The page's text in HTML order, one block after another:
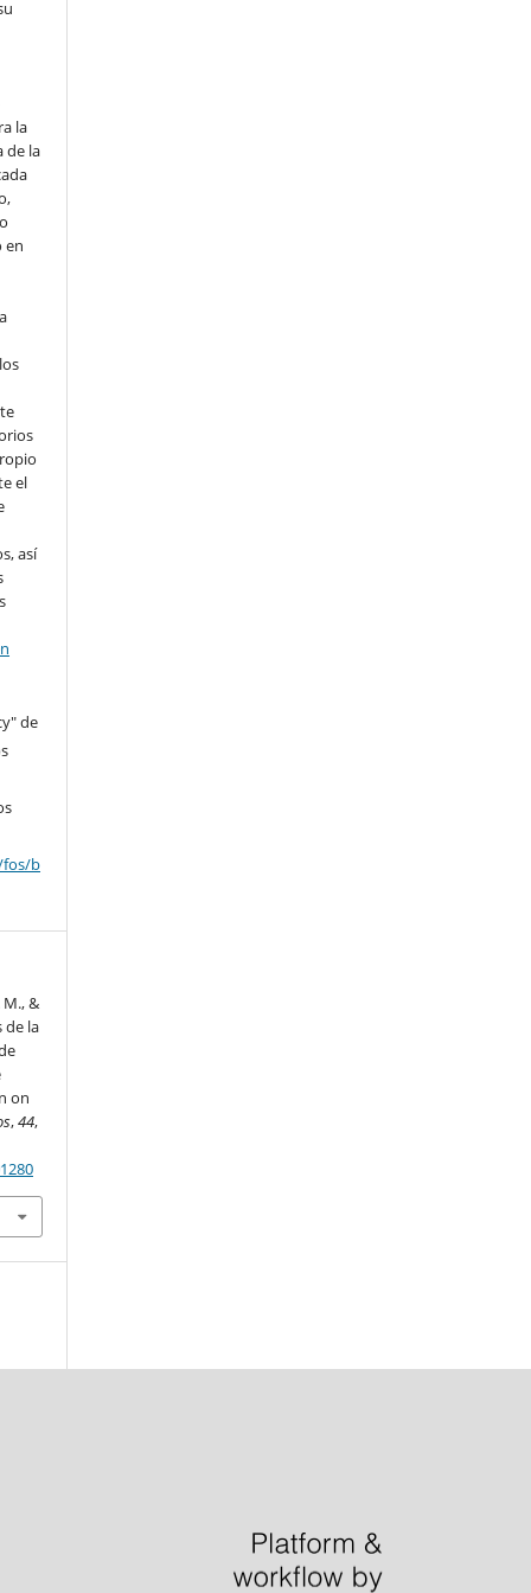
la
de la
en
el
así
de
fos/b
M., &
de la
on
,44,